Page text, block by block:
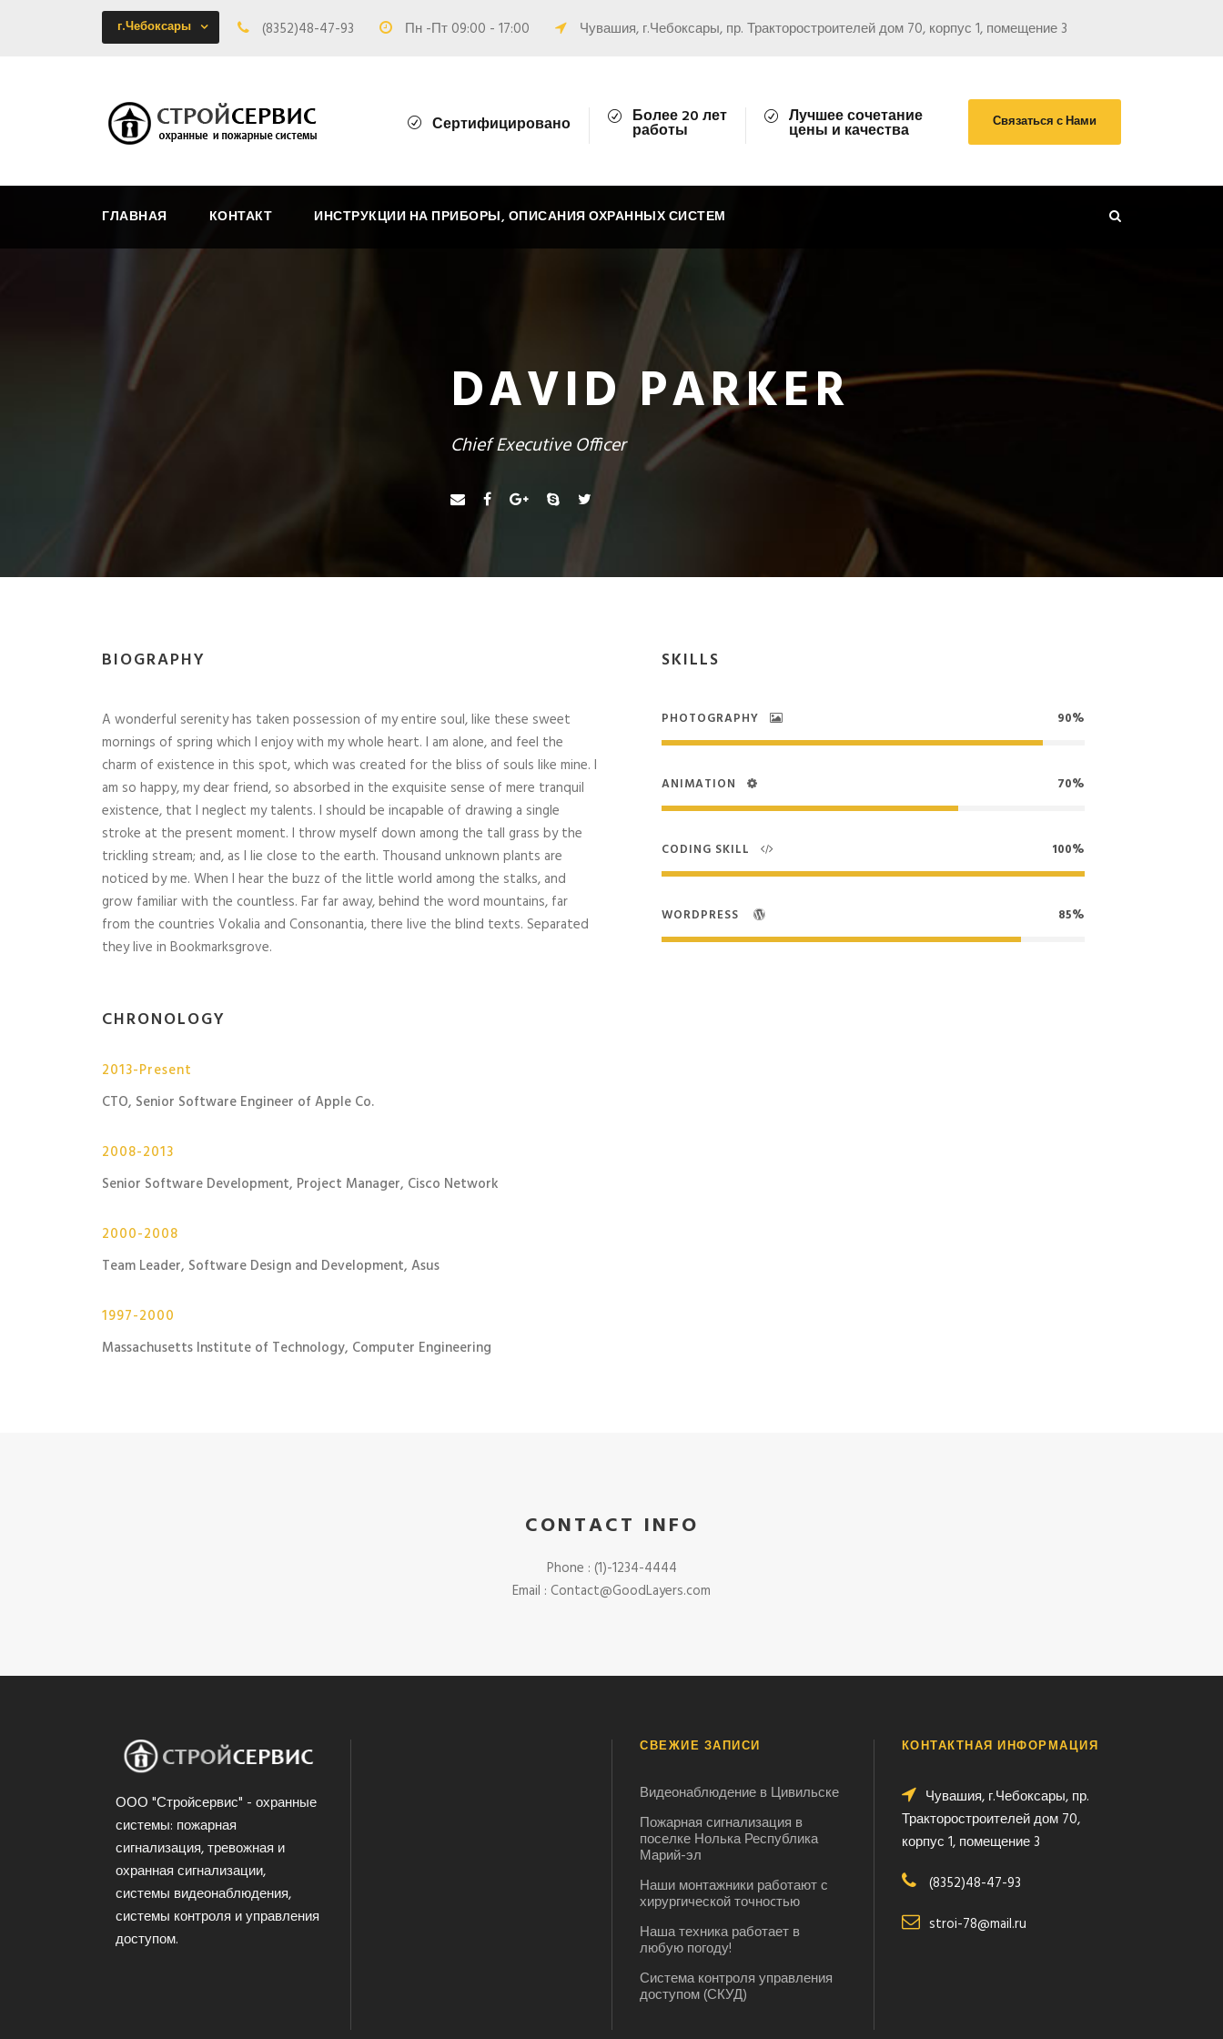
г.Чебоксары (8352)48-47-93 Пн -Пт 09:00 - 17:00 Чувашия, г.Чебоксары, пр. Тракторостроителей дом 70, корпус 1, помещение 3
Сертифицировано Более 20 лет
работы
Лучшее сочетание
цены и качества Связаться с Нами
ГЛАВНАЯ КОНТАКТ ИНСТРУКЦИИ НА ПРИБОРЫ, ОПИСАНИЯ ОХРАННЫХ СИСТЕМ
DAVID PARKER
Chief Executive Officer
BIOGRAPHY
A wonderful serenity has taken possession of my entire soul, like these sweet
mornings of spring which I enjoy with my whole heart. I am alone, and feel the
charm of existence in this spot, which was created for the bliss of souls like mine. I
am so happy, my dear friend, so absorbed in the exquisite sense of mere tranquil
existence, that I neglect my talents. I should be incapable of drawing a single
stroke at the present moment. I throw myself down among the tall grass by the
trickling stream; and, as I lie close to the earth. Thousand unknown plants are
noticed by me. When I hear the buzz of the little world among the stalks, and
grow familiar with the countless. Far far away, behind the word mountains, far
from the countries Vokalia and Consonantia, there live the blind texts. Separated
they live in Bookmarksgrove.
CHRONOLOGY
2013-Present
CTO, Senior Software Engineer of Apple Co.
2008-2013
Senior Software Development, Project Manager, Cisco Network
2000-2008
Team Leader, Software Design and Development, Asus
1997-2000
Massachusetts Institute of Technology, Computer Engineering
SKILLS
PHOTOGRAPHY 90%
ANIMATION 70%
CODING SKILL 100%
WORDPRESS 85%
CONTACT INFO
Phone : (1)-1234-4444
Email : Contact@GoodLayers.com
ООО "Стройсервис" - охранные
системы: пожарная
сигнализация, тревожная и
охранная сигнализации,
системы видеонаблюдения,
системы контроля и управления
доступом.
СВЕЖИЕ ЗАПИСИ
Видеонаблюдение в Цивильске
Пожарная сигнализация в
поселке Нолька Республика
Марий-эл
Наши монтажники работают с
хирургической точноcтью
Наша техника работает в
любую погоду!
Система контроля управления
доступом (СКУД)
КОНТАКТНАЯ ИНФОРМАЦИЯ
Чувашия, г.Чебоксары, пр.
Тракторостроителей дом 70,
корпус 1, помещение 3
(8352)48-47-93
stroi-78@mail.ru